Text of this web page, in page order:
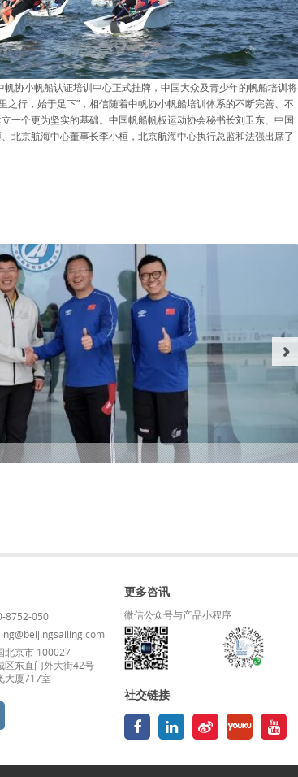
协小帆船认证培训中心正式挂牌，中国大众及青少年的帆船培训将
之行，始于足下”，相信随着中帆协小帆船培训体系的不断完善、不
一个更为坚实的基础。中国帆船帆板运动协会秘书长刘卫东、中国
北京航海中心董事长李小桓，北京航海中心执行总监和法强出席了
8752-050
北京市 100027
区东直门外大街42号
大厦717室
更多咨讯
微信公众号与产品小程序
社交链接